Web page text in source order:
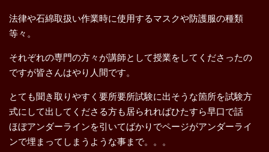
法律や石綿取扱い作業時に使用するマスクや防護服の種類
等々。
それぞれの専門の方々が講師として授業をしてくださったの
ですが皆さんはやり人間です。
とても聞き取りやすく要所要所試験に出そうな箇所を試験方
式にして出してくださる方も居られればひたすら早口で話
ほぼアンダーラインを引いてばかりでページがアンダーライ
ンで埋まってしまうような事まで。。。